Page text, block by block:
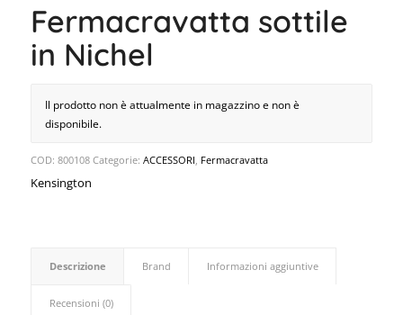
Fermacravatta sottile
in Nichel
Il prodotto non è attualmente in magazzino e non è
disponibile.
COD: 800108 Categorie: ACCESSORI, Fermacravatta
Kensington
Descrizione Brand Informazioni aggiuntive
Recensioni (0)